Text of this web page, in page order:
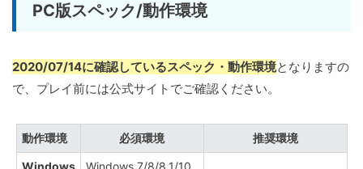
PC版スペック/動作環境
2020/07/14に確認しているスペック・動作環境となりますの
で、プレイ前には公式サイトでご確認ください。
動作環境 必須環境 推奨環境